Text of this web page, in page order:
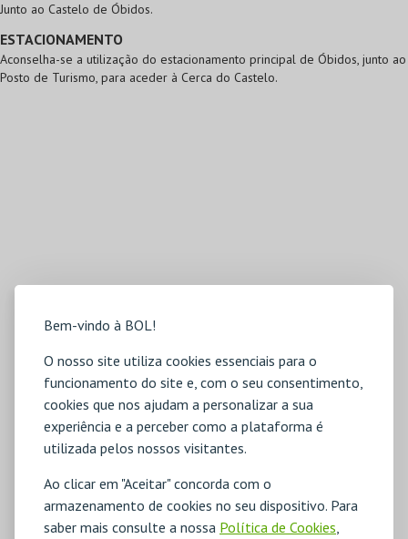
Bem-vindo à BOL!
O nosso site utiliza cookies essenciais para o
funcionamento do site e, com o seu consentimento,
cookies que nos ajudam a personalizar a sua
experiência e a perceber como a plataforma é
utilizada pelos nossos visitantes.
Ao clicar em "Aceitar" concorda com o
armazenamento de cookies no seu dispositivo. Para
saber mais consulte a nossa Política de Cookies,
Junto ao Castelo de Óbidos.
ESTACIONAMENTO
Aconselha-se a utilização do estacionamento principal de Óbidos, junto ao
Posto de Turismo, para aceder à Cerca do Castelo.